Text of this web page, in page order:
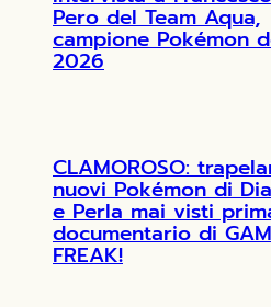
Pero del Team Aqua,
campione Pokémon
2026
CLAMOROSO:
nuovi Pokémon di
e Perla mai visti
documentario di
FREAK!